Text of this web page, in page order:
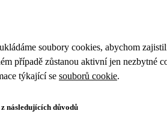
soubory cookies, abychom
případě zůstanou aktivní jen
týkající se souborů cookie.
následujících důvodů